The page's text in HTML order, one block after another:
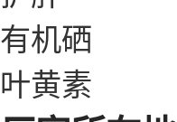
有机硒
叶黄素